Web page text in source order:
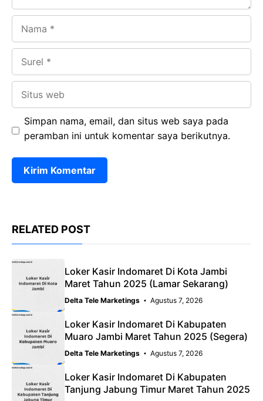
Simpan nama, email, dan situs web saya pada
peramban ini untuk komentar saya berikutnya.
RELATED POST
Loker Kasir Indomaret Di Kota Jambi
Maret Tahun 2025 (Lamar Sekarang)
Delta Tele Marketings Agustus 7, 2026
Loker Kasir Indomaret Di Kabupaten
Muaro Jambi Maret Tahun 2025 (Segera)
Delta Tele Marketings Agustus 7, 2026
Loker Kasir Indomaret Di Kabupaten
Tanjung Jabung Timur Maret Tahun 2025